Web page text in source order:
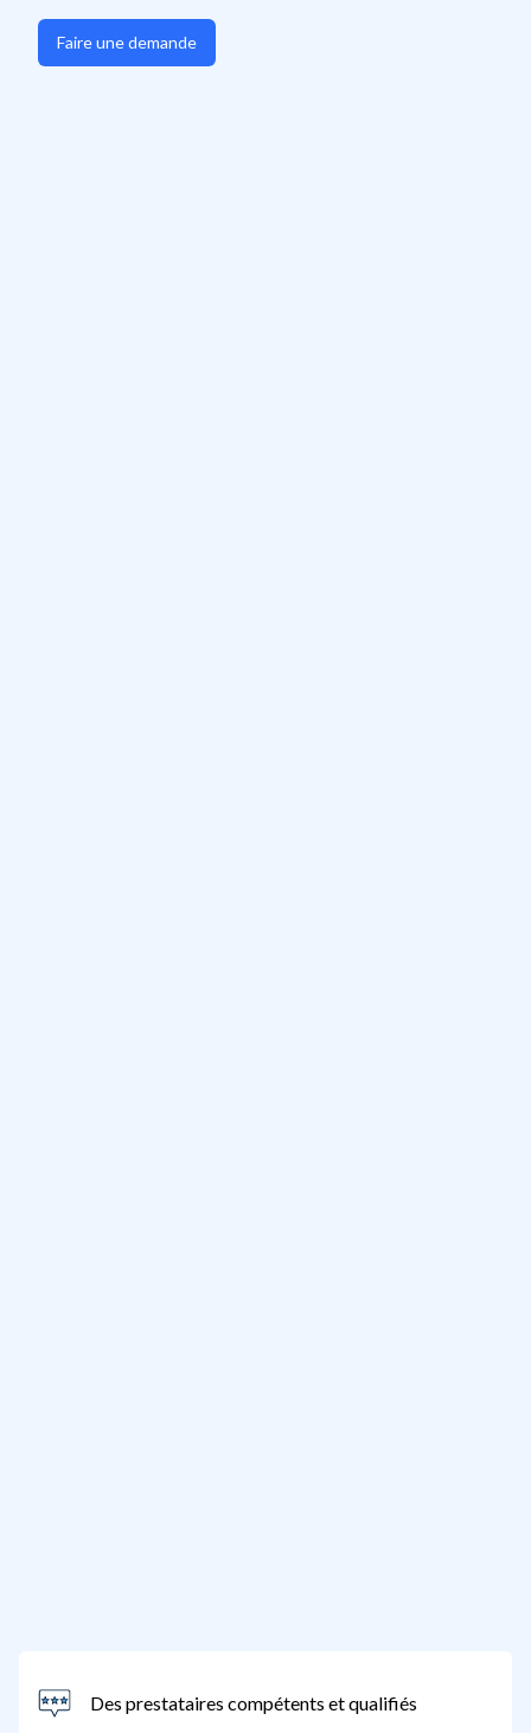
Faire une demande
Des prestataires compétents et qualifiés